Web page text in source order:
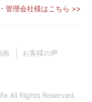
管理会社様はこちら >>
画
お客様の声
All Rights Reserved.